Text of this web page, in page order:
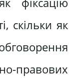
скільки як
правових